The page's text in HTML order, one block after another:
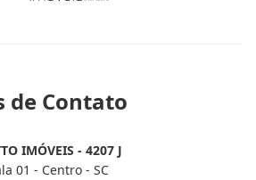
de Contato
IMÓVEIS - 4207 J
01 - Centro - SC